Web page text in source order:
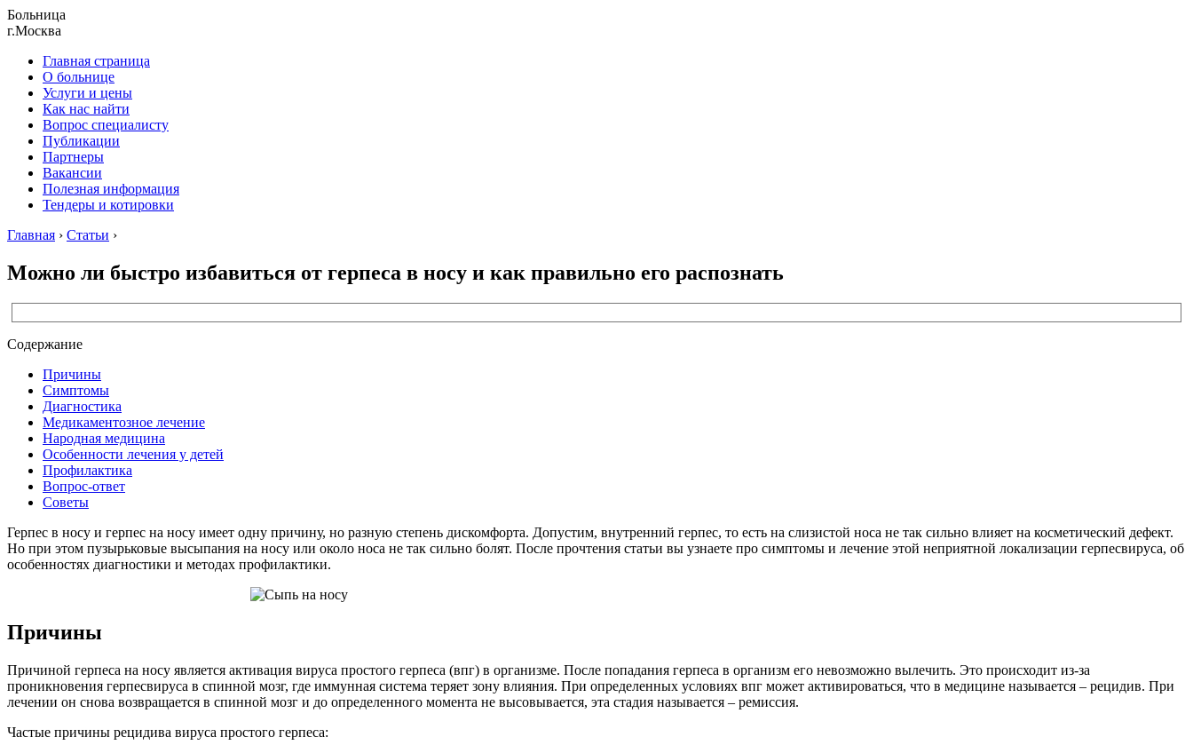
Больница
г.Москва
Главная страница
О больнице
Услуги и цены
Как нас найти
Вопрос специалисту
Публикации
Партнеры
Вакансии
Полезная информация
Тендеры и котировки
Главная › Статьи ›
Можно ли быстро избавиться от герпеса в носу и как правильно его распознать
Содержание
Причины
Симптомы
Диагностика
Медикаментозное лечение
Народная медицина
Особенности лечения у детей
Профилактика
Вопрос-ответ
Советы
Герпес в носу и герпес на носу имеет одну причину, но разную степень дискомфорта. Допустим, внутренний герпес, то есть на слизистой носа не так сильно влияет на косметический дефект.
Но при этом пузырьковые высыпания на носу или около носа не так сильно болят. После прочтения статьи вы узнаете про симптомы и лечение этой неприятной локализации герпесвируса, об
особенностях диагностики и методах профилактики.
Причины
Причиной герпеса на носу является активация вируса простого герпеса (впг) в организме. После попадания герпеса в организм его невозможно вылечить. Это происходит из-за
проникновения герпесвируса в спинной мозг, где иммунная система теряет зону влияния. При определенных условиях впг может активироваться, что в медицине называется – рецидив. При
лечении он снова возвращается в спинной мозг и до определенного момента не высовывается, эта стадия называется – ремиссия.
Частые причины рецидива вируса простого герпеса: